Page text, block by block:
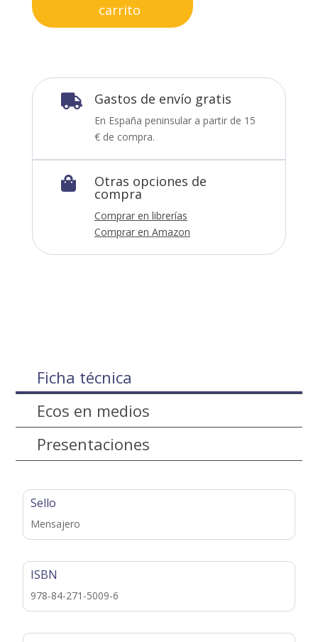
carrito
 Gastos de envío gratis
En España peninsular a partir de 15
€ de compra.
 Otras opciones de
compra
Comprar en librerías
Comprar en Amazon
Ficha técnica
Ecos en medios
Presentaciones
Sello
Mensajero
ISBN
978-84-271-5009-6